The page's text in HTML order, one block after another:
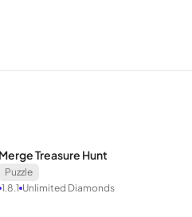
รื่องจักรที่น่ากลัวเพื่อตอบสนองคว
of Legends และ PUBG ได้รับการ
Merge Treasure Hunt
Puzzle
1.8.1 Unlimited Diamonds